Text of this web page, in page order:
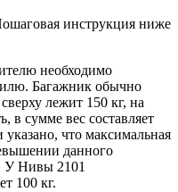
инструкция ниже
необходимо
Багажник обычно
лежит 150 кг, на
в сумме вес составляет
что максимальная
данного
У Нивы 2101
100 кг.